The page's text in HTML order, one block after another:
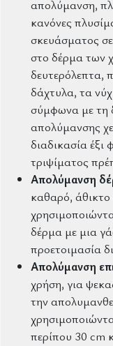
απολύμανση,
κανόνες
σκευάσματος
στο δέρμα των
δευτερόλεπτα,
δάχτυλα, τα
σύμφωνα με τη
απολύμανσης
διαδικασία έξι
τριψίματος
Απολύμανση
καθαρό,
δέρμα με μια
προετοιμασία
Απολύμανση
χρήση, για
την
περίπου 30 cm